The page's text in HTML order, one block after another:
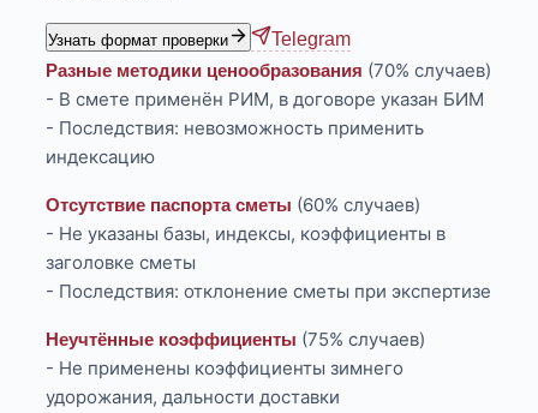
Узнать формат проверки
Telegram
Разные методики ценообразования (70% случаев)
- В смете применён РИМ, в договоре указан БИМ
- Последствия: невозможность применить
индексацию
Отсутствие паспорта сметы (60% случаев)
- Не указаны базы, индексы, коэффициенты в
заголовке сметы
- Последствия: отклонение сметы при экспертизе
Неучтённые коэффициенты (75% случаев)
- Не применены коэффициенты зимнего
удорожания, дальности доставки